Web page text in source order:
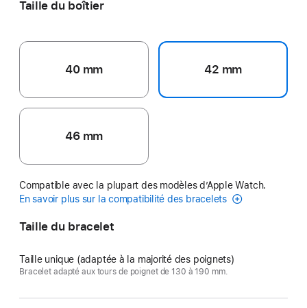
Taille du boîtier
40 mm 42 mm
46 mm
Compatible avec la plupart des modèles d’Apple Watch.
En savoir plus sur la compatibilité des bracelets
Taille du bracelet
Taille unique (adaptée à la majorité des poignets)
Bracelet adapté aux tours de poignet de 130 à 190 mm.